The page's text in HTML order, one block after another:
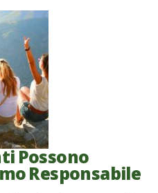
Possono
Responsabile